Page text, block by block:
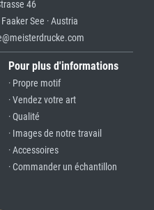
46
See · Austria
Pour plus d'informations
· Propre motif
· Vendez votre art
· Qualité
· Images de notre travail
· Accessoires
· Commander un échantillon